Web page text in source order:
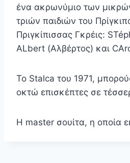
ένα ακρωνύμιο των
τριών παιδιών του
Πριγκίπισσας Γκρέις:
ALbert (Αλβέρτος) και
Το Stalca του 1971,
οκτώ επισκέπτες σε
Η master σουίτα, η οποία